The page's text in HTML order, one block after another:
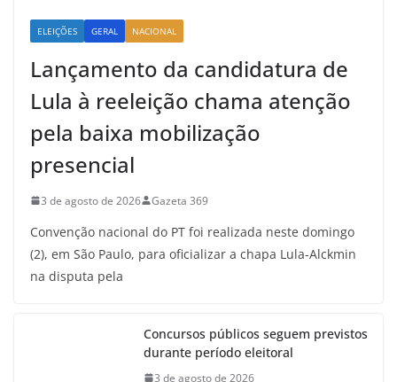
ELEIÇÕES GERAL NACIONAL
Lançamento da candidatura de
Lula à reeleição chama atenção
pela baixa mobilização
presencial
3 de agosto de 2026 Gazeta 369
Convenção nacional do PT foi realizada neste domingo
(2), em São Paulo, para oficializar a chapa Lula-Alckmin
na disputa pela
Concursos públicos seguem previstos
durante período eleitoral
3 de agosto de 2026